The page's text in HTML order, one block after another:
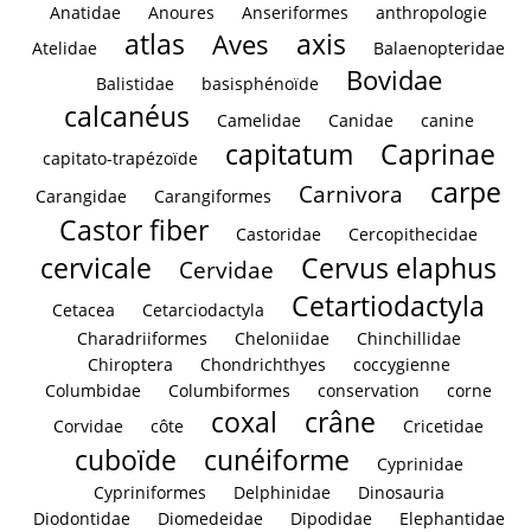
Anatidae
Anoures Anseriformes
anthropologie
Atelidae
atlas Aves axis
Balaenopteridae
Balistidae
basisphénoïde Bovidae
calcanéus Camelidae Canidae
canine
capitato-trapézoïde
capitatum Caprinae
Carangidae Carangiformes Carnivora
carpe
Castor fiber
Castoridae Cercopithecidae
cervicale Cervidae Cervus elaphus
Cetacea Cetarciodactyla Cetartiodactyla
Charadriiformes Cheloniidae
Chinchillidae
Chiroptera
Chondrichthyes
coccygienne
Columbidae
Columbiformes conservation
corne
Corvidae
côte coxal crâne Cricetidae
cuboïde cunéiforme
Cyprinidae
Cypriniformes
Delphinidae
Dinosauria
Diodontidae
Diomedeidae Dipodidae
Elephantidae